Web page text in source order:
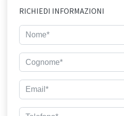
RICHIEDI INFORMAZIONI